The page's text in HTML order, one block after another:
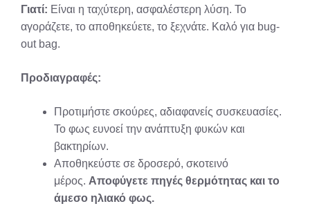
Γιατί: Είναι η ταχύτερη, ασφαλέστερη λύση. Το
αγοράζετε, το αποθηκεύετε, το ξεχνάτε. Καλό για bug-
out bag.
Προδιαγραφές:
Προτιμήστε σκούρες, αδιαφανείς συσκευασίες.
Το φως ευνοεί την ανάπτυξη φυκών και
βακτηρίων.
Αποθηκεύστε σε δροσερό, σκοτεινό
μέρος. Αποφύγετε πηγές θερμότητας και το
άμεσο ηλιακό φως.